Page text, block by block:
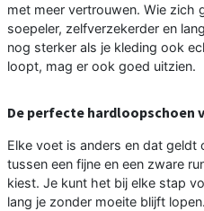
met meer vertrouwen. Wie zich
soepeler, zelfverzekerder en
nog sterker als je kleding ook
loopt, mag er ook goed uitzien.
De perfecte hardloopschoen
Elke voet is anders en dat
tussen een fijne en een zware
kiest. Je kunt het bij elke stap
lang je zonder moeite blijft lopen.